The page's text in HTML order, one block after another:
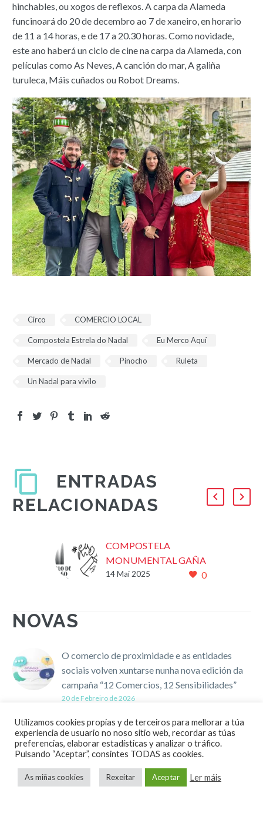
hinchables, ou xogos de reflexos. A carpa da Alameda
funcinoará do 20 de decembro ao 7 de xaneiro, en horario
de 11 a 14 horas, e de 17 a 20.30 horas. Como novidade,
este ano haberá un ciclo de cine na carpa da Alameda, con
películas como As Neves, A canción do mar, A galiña
turuleca, Máis cuñados ou Robot Dreams.
Circo COMERCIO LOCAL
Compostela Estrela do Nadal Eu Merco Aquí
Mercado de Nadal Pinocho Ruleta
Un Nadal para vivilo
ENTRADAS
RELACIONADAS
COMPOSTELA
MONUMENTAL GAÑA
O ACCESIT DOS
EMPRESA DO ANO
A ENTIDADE
CENTRO HISTÓRICO
DE SANTIAGO É A MÁS
GALARDOADA DE
GALICIA E DE ESPAÑA
14/05/2025 A
0
14 Mai 2025
NOVAS
O comercio de proximidade e as entidades
sociais volven xuntarse nunha nova edición da
campaña “12 Comercios, 12 Sensibilidades”
20 de Febreiro de 2026
Programa de axudas para implantar a igualdade
laboral, a conciliación e a responsabilidade social
empresarial (RSE), e se procede á súa convocatoria
para o ano 2026 (códigos de procedemento
TR357B, TR357C e TR357D)
Utilizamos cookies propias y de terceiros para mellorar a túa
experiencia de usuario no noso sitio web, recordar as túas
preferencias, elaborar estadísticas y analizar o tráfico.
Pulsando “Aceptar”, consintes TODAS as cookies.
As miñas cookies Rexeitar Aceptar Ler máis